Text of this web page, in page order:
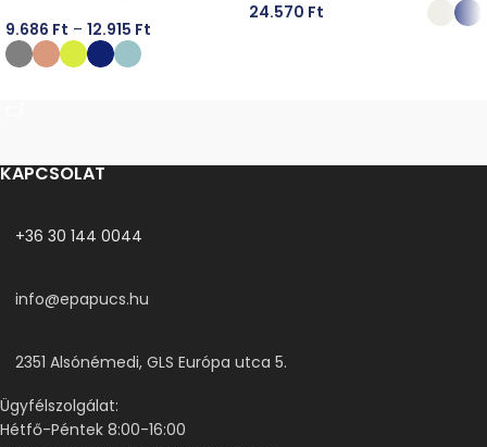
9.686 Ft – 12.915 Ft
24.570 Ft
KAPCSOLAT
+36 30 144 0044
info@epapucs.hu
2351 Alsónémedi, GLS Európa utca 5.
Ügyfélszolgálat:
Hétfő-Péntek 8:00-16:00